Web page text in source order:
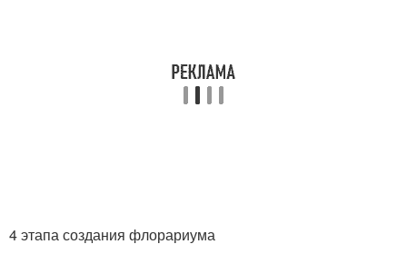
4 этапа создания флорариума